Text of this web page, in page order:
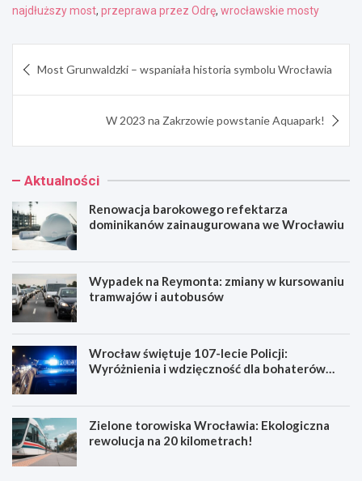
najdłuższy most, przeprawa przez Odrę, wrocławskie mosty
wpisu
Most Grunwaldzki – wspaniała historia symbolu Wrocławia
W 2023 na Zakrzowie powstanie Aquapark!
Aktualności
Renowacja barokowego refektarza
dominikanów zainaugurowana we Wrocławiu
Wypadek na Reymonta: zmiany w kursowaniu
tramwajów i autobusów
Wrocław świętuje 107-lecie Policji:
Wyróżnienia i wdzięczność dla bohaterów
Zielone torowiska Wrocławia: Ekologiczna
rewolucja na 20 kilometrach!
R
W